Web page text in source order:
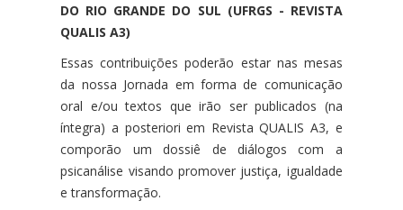
DO RIO GRANDE DO SUL (UFRGS - REVISTA
QUALIS A3)
Essas contribuições poderão estar nas mesas
da nossa Jornada em forma de comunicação
oral e/ou textos que irão ser publicados (na
íntegra) a posteriori em Revista QUALIS A3, e
comporão um dossiê de diálogos com a
psicanálise visando promover justiça, igualdade
e transformação.